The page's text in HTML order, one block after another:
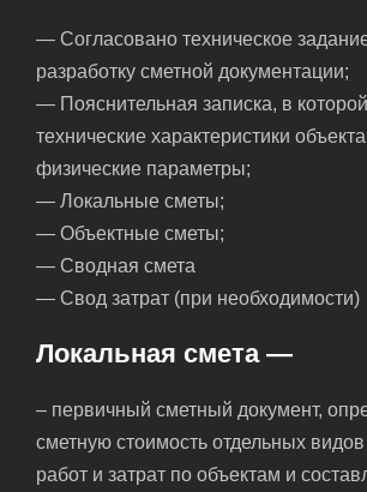
— Согласовано техническое
разработку сметной документации;
— Пояснительная записка, в
технические характеристики
физические параметры;
— Локальные сметы;
— Объектные сметы;
— Сводная смета
— Свод затрат (при необходимости)
Локальная смета —
– первичный сметный документ,
сметную стоимость отдельных
работ и затрат по объектам и